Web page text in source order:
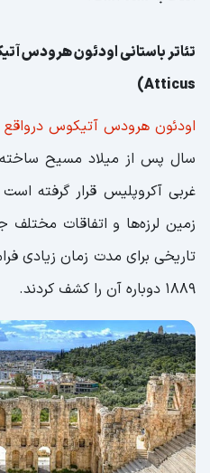
Atticus)
اودئون هرودس آتیکوس درواقع
سال پس از میلاد مسیح
غربی آکروپلیس قرار گرفته
زمین لرزه‌ها و اتفاقات مختلف
تاریخی برای مدت زمان زیادی
1889 دوباره آن را کشف کردند.